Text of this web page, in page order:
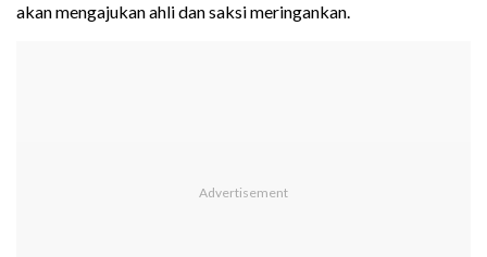
akan mengajukan ahli dan saksi meringankan.